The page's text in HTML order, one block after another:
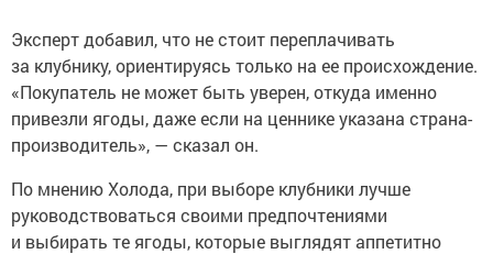
Эксперт добавил, что не стоит переплачивать
за клубнику, ориентируясь только на ее происхождение.
«Покупатель не может быть уверен, откуда именно
привезли ягоды, даже если на ценнике указана страна-
производитель», — сказал он.
По мнению Холода, при выборе клубники лучше
руководствоваться своими предпочтениями
и выбирать те ягоды, которые выглядят аппетитно